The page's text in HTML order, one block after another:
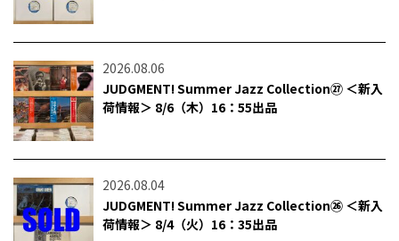
2026.08.06
JUDGMENT! Summer Jazz Collection㉗ ＜新入
荷情報＞ 8/6（木）16：55出品
2026.08.04
JUDGMENT! Summer Jazz Collection㉖ ＜新入
荷情報＞ 8/4（火）16：35出品